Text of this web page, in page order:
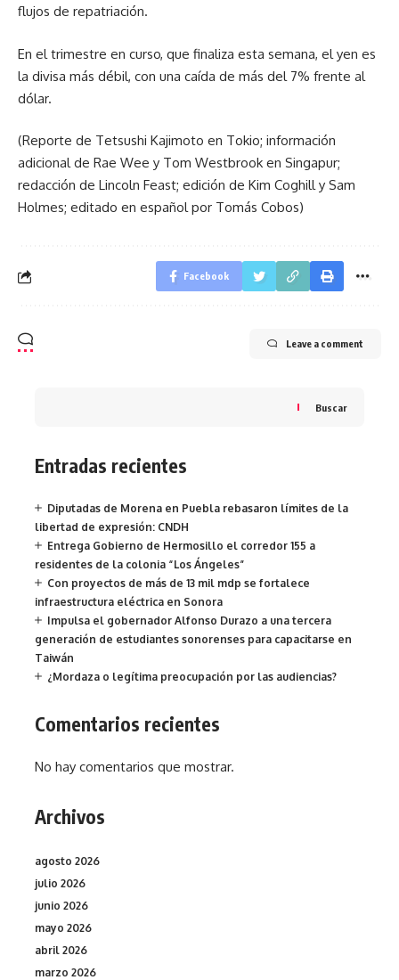
flujos de repatriación.
En el trimestre en curso, que finaliza esta semana, el yen es
la divisa más débil, con una caída de más del 7% frente al
dólar.
(Reporte de Tetsushi Kajimoto en Tokio; información
adicional de Rae Wee y Tom Westbrook en Singapur;
redacción de Lincoln Feast; edición de Kim Coghill y Sam
Holmes; editado en español por Tomás Cobos)
Facebook
Leave a comment
Buscar
Entradas recientes
Diputadas de Morena en Puebla rebasaron límites de la
libertad de expresión: CNDH
Entrega Gobierno de Hermosillo el corredor 155 a
residentes de la colonia “Los Ángeles”
Con proyectos de más de 13 mil mdp se fortalece
infraestructura eléctrica en Sonora
Impulsa el gobernador Alfonso Durazo a una tercera
generación de estudiantes sonorenses para capacitarse en
Taiwán
¿Mordaza o legítima preocupación por las audiencias?
Comentarios recientes
No hay comentarios que mostrar.
Archivos
agosto 2026
julio 2026
junio 2026
mayo 2026
abril 2026
marzo 2026